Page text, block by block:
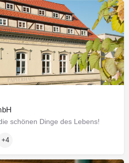
schönen Dinge des Lebens!
+4